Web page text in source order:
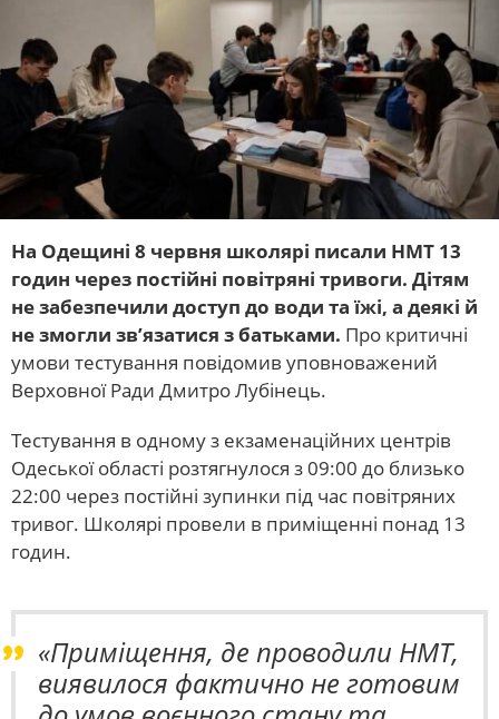
На Одещині 8 червня школярі писали НМТ 13
годин через постійні повітряні тривоги. Дітям
не забезпечили доступ до води та їжі, а деякі й
не змогли зв’язатися з батьками. Про критичні
умови тестування повідомив уповноважений
Верховної Ради Дмитро Лубінець.
Тестування в одному з екзаменаційних центрів
Одеської області розтягнулося з 09:00 до близько
22:00 через постійні зупинки під час повітряних
тривог. Школярі провели в приміщенні понад 13
годин.
«Приміщення, де проводили НМТ,
виявилося фактично не готовим